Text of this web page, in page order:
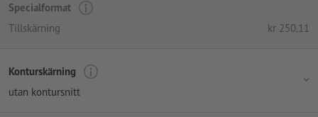
Specialformat
Tillskärning
kr 250,11
Konturskärning
utan kontursnitt